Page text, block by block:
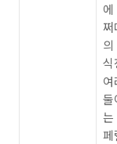
식
둘
는
페